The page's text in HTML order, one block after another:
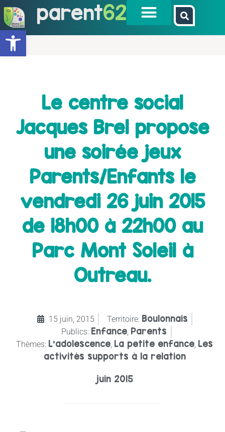
Ouvrir la barre d’outils
parent62
Le centre social
Jacques Brel propose
une soirée jeux
Parents/Enfants le
vendredi 26 juin 2015
de 18h00 à 22h00 au
Parc Mont Soleil à
Outreau.
15 juin, 2015 Territoire: Boulonnais
Publics: Enfance Parents
Thèmes: L’adolescence La petite enfance Les
activités supports à la relation
juin 2015